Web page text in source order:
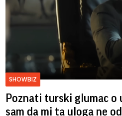
SHOWBIZ
Poznati turski glumac o
sam da mi ta uloga ne